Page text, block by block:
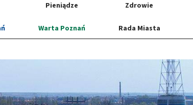
Pieniądze Zdrowie
Warta Poznań Rada Miasta